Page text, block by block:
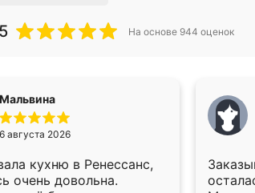
На основе 944 оценок
Мальвина
6 августа 2026
кухню в Ренессанс,
очень довольна.